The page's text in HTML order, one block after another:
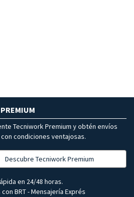
Tecniwork Premium y obtén envíos
condiciones ventajosas.
Descubre Tecniwork Premium
en 24/48 horas.
BRT - Mensajería Exprés